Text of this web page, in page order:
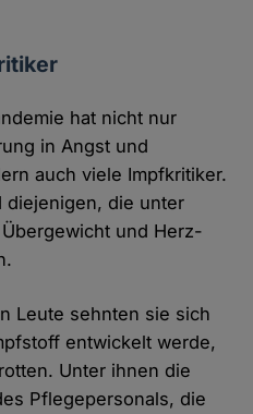
hat nicht nur
in Angst und
auch viele Impfkritiker.
diejenigen, die unter
und Herz-
Leute sehnten sie sich
entwickelt werde,
Unter ihnen die
Pflegepersonals, die